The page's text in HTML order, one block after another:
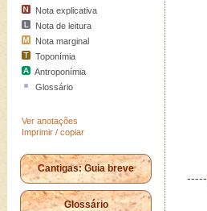
Nota explicativa
Nota de leitura
Nota marginal
Toponímia
Antroponímia
Glossário
Ver anotações
Imprimir / copiar
Cantigas: Guia breve
Glossário
-----